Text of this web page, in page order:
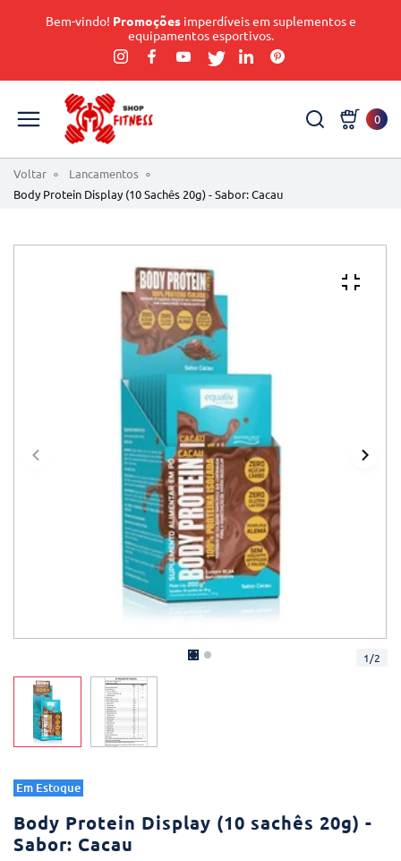
Bem-vindo! Promoçõesimperdíveis em suplementos e
equipamentos esportivos.
0
Voltar
Lancamentos
Body Protein Display (10 Sachês 20g) - Sabor: Cacau
1/2
Em Estoque
Body Protein Display (10 sachês 20g) -
Sabor: Cacau